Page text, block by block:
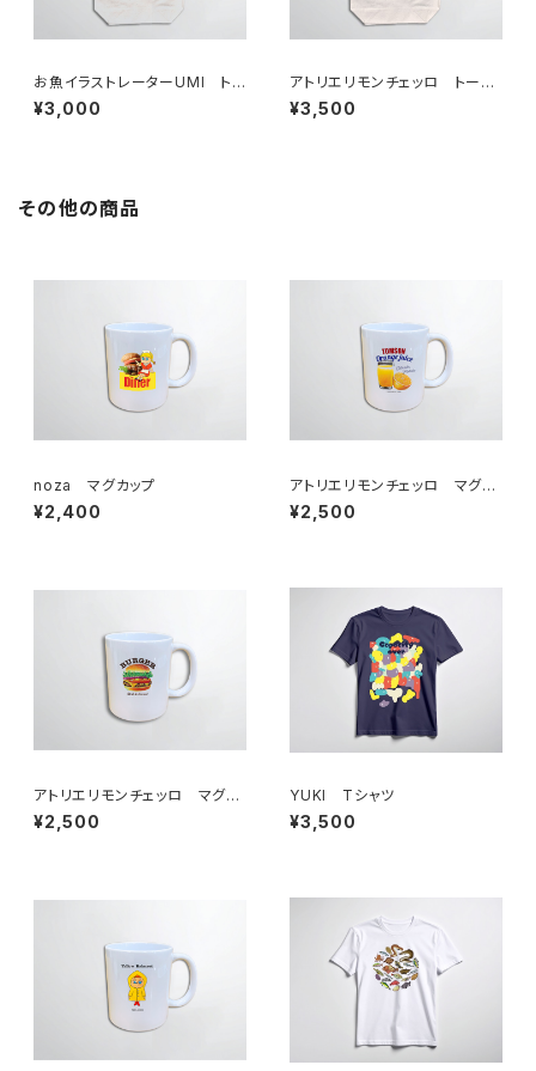
お魚イラストレーターUMI ト
ートバッグ
¥3,000
アトリエリモンチェッロ トート
バッグ
¥3,500
その他の商品
noza マグカップ
¥2,400
アトリエリモンチェッロ マグカ
ップ
¥2,500
アトリエリモンチェッロ マグカ
ップ
¥2,500
YUKI Tシャツ
¥3,500